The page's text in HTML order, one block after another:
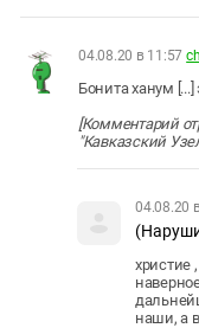
04.08.20 в 11:57
Бонита ханум
[Комментарий
"Кавказский
04.08.20
христие
наши, а